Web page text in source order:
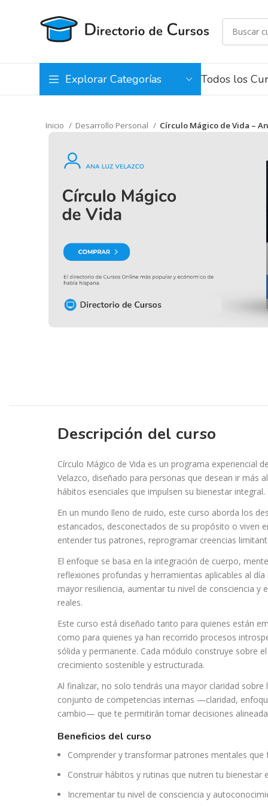
Explorar Categorías Todos los
Inicio Desarrollo Personal Círculo Mágico de Vida –
Descripción del curso
Círculo Mágico de Vida es un programa experiencial
Velazco, diseñado para personas que desean ir más
hábitos esenciales que impulsen su bienestar integral.
En un mundo lleno de ruido, este curso aborda los
estancados, desconectados de su propósito o viven
entender tus patrones, reprogramar creencias
El enfoque se basa en la integración de cuerpo,
reflexiones profundas y herramientas aplicables al
mayor resiliencia, aumentar tu nivel de consciencia y
reales.
Este curso está diseñado tanto para quienes están
como para quienes ya han recorrido procesos
sólida y permanente. Cada módulo construye sobre
crecimiento sostenible y estructurada.
Al finalizar, no solo tendrás una mayor claridad
conjunto de competencias internas —claridad,
cambio— que te permitirán tomar decisiones
beneficios del curso
Comprender y transformar patrones mentales que
Construir hábitos y rutinas que nutren tu bienestar
Incrementar tu nivel de consciencia y